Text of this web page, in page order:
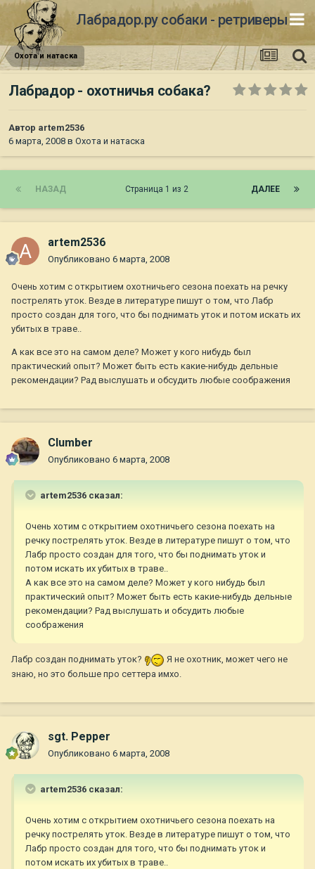
Лабрадор.ру собаки - ретриверы
Охота и натаска
Лабрадор - охотничья собака?
Автор artem2536
6 марта, 2008 в Охота и натаска
НАЗАД ДАЛЕЕ
Страница 1 из 2
artem2536
Опубликовано 6 марта, 2008
Очень хотим с открытием охотничьего сезона поехать на речку
пострелять уток. Везде в литературе пишут о том, что Лабр
просто создан для того, что бы поднимать уток и потом искать их
убитых в траве..
А как все это на самом деле? Может у кого нибудь был
практический опыт? Может быть есть какие-нибудь дельные
рекомендации? Рад выслушать и обсудить любые соображения
Clumber
Опубликовано 6 марта, 2008
artem2536 сказал:
Очень хотим с открытием охотничьего сезона поехать на
речку пострелять уток. Везде в литературе пишут о том, что
Лабр просто создан для того, что бы поднимать уток и
потом искать их убитых в траве..
А как все это на самом деле? Может у кого нибудь был
практический опыт? Может быть есть какие-нибудь дельные
рекомендации? Рад выслушать и обсудить любые
соображения
Лабр создан поднимать уток?
Я не охотник, может чего не
знаю, но это больше про сеттера имхо.
sgt. Pepper
Опубликовано 6 марта, 2008
artem2536 сказал:
Очень хотим с открытием охотничьего сезона поехать на
речку пострелять уток. Везде в литературе пишут о том, что
Лабр просто создан для того, что бы поднимать уток и
потом искать их убитых в траве..